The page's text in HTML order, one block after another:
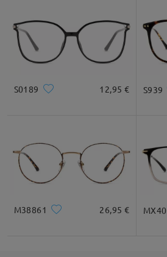
S0189 12,95 € S939
M38861 26,95 €